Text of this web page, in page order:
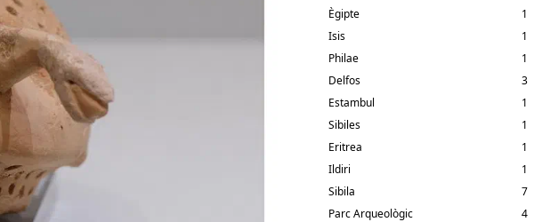
Ègipte
1
Isis
1
Philae
1
Delfos
3
Estambul
1
Sibiles
1
Eritrea
1
Ildiri
1
Sibila
7
Parc Arqueològic
4